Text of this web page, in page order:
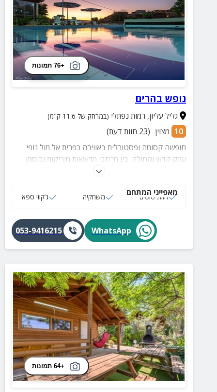
+76 תמונות
נופש בהרים
גליל עליון, רמות נפתלי (במרחק של 11.6 ק"מ)
10 מצוין (
23 חוות דעת)
חופשה קסומה ופסטורלית באווירה כפרית אל מול נופי
עמק קדש והחולה. בין מרחבי מדשאות מוריקות ובוסתן
לילדים ולבוגרים!
מאפייני המתחם
חוות סוסים משחקיה ג‘קוזי ספא
WhatsApp
053-9416215
+64 תמונות